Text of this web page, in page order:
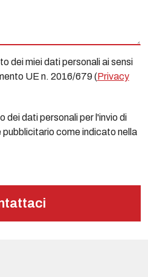
dei miei dati personali ai sensi
UE n. 2016/679 (Privacy
dati personali per l'invio di
come indicato nella